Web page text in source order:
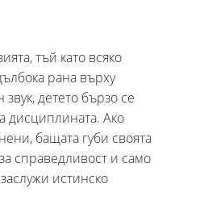
тъй като всяко
рана върху
детето бързо се
дисциплината. Ако
бащата губи своята
справедливост и само
истинско